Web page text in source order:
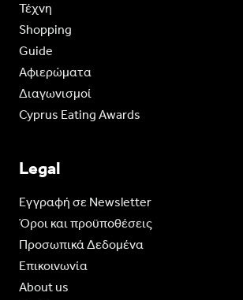
Τέχνη
Shopping
Guide
Aφιερώματα
Διαγωνισμοί
Cyprus Eating Awards
Legal
Eγγραφή σε Newsletter
Όροι και προϋποθέσεις
Προσωπικά Δεδομένα
Επικοινωνία
About us